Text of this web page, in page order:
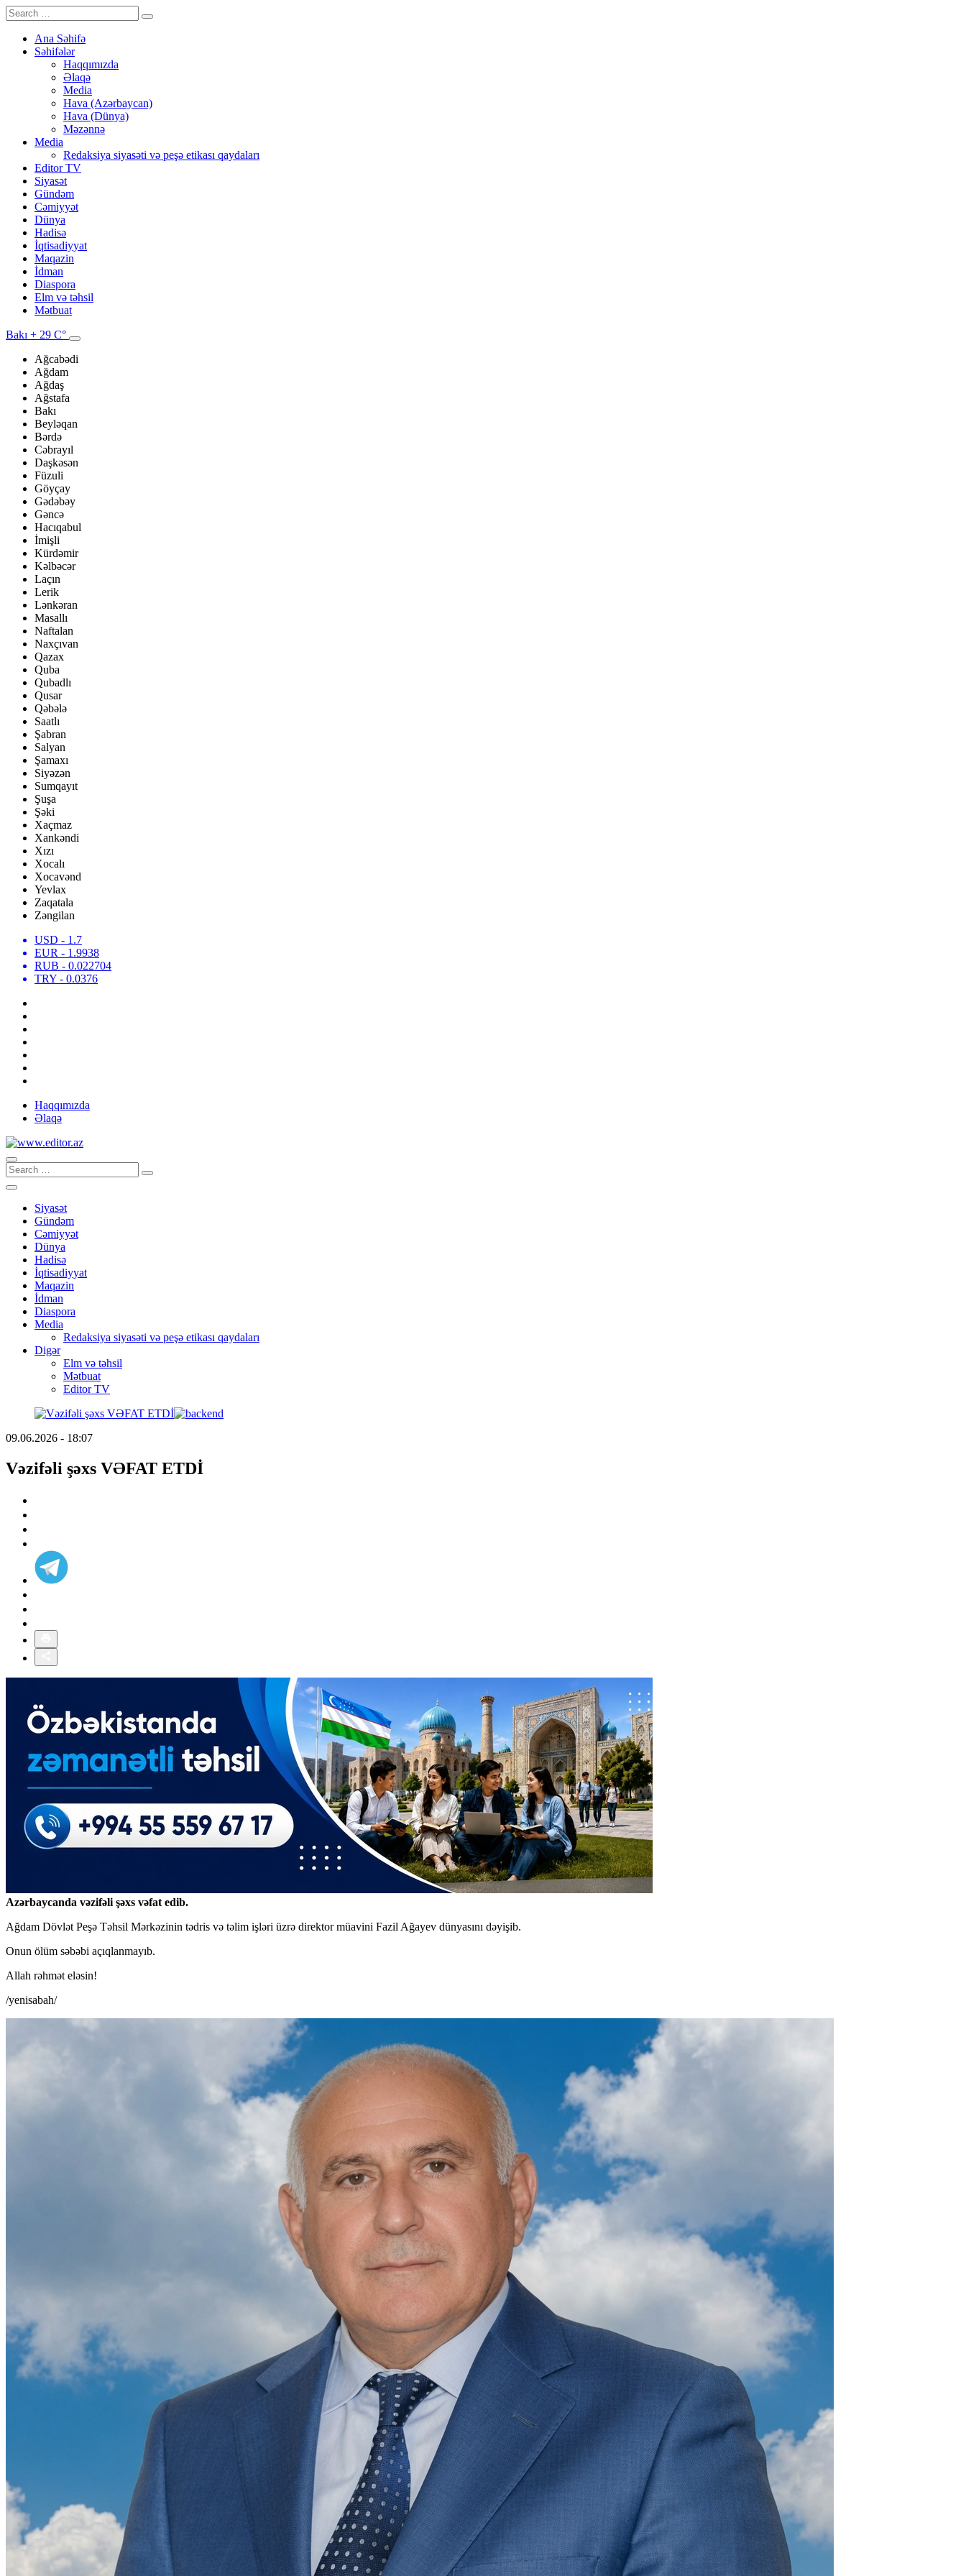
Ana Səhifə
Səhifələr
Haqqımızda
Əlaqə
Media
Hava (Azərbaycan)
Hava (Dünya)
Məzənnə
Media
Redaksiya siyasəti və peşə etikası qaydaları
Editor TV
Siyasət
Gündəm
Cəmiyyət
Dünya
Hadisə
İqtisadiyyat
Maqazin
İdman
Diaspora
Elm və təhsil
Mətbuat
Bakı + 29 C°
Ağcabədi
Ağdam
Ağdaş
Ağstafa
Bakı
Beyləqan
Bərdə
Cəbrayıl
Daşkəsən
Füzuli
Göyçay
Gədəbəy
Gəncə
Hacıqabul
İmişli
Kürdəmir
Kəlbəcər
Laçın
Lerik
Lənkəran
Masallı
Naftalan
Naxçıvan
Qazax
Quba
Qubadlı
Qusar
Qəbələ
Saatlı
Şabran
Salyan
Şamaxı
Siyəzən
Sumqayıt
Şuşa
Şəki
Xaçmaz
Xankəndi
Xızı
Xocalı
Xocavənd
Yevlax
Zaqatala
Zəngilan
USD - 1.7
EUR - 1.9938
RUB - 0.022704
TRY - 0.0376
Haqqımızda
Əlaqə
Siyasət
Gündəm
Cəmiyyət
Dünya
Hadisə
İqtisadiyyat
Maqazin
İdman
Diaspora
Media
Redaksiya siyasəti və peşə etikası qaydaları
Digər
Elm və təhsil
Mətbuat
Editor TV
09.06.2026 - 18:07
Vəzifəli şəxs VƏFAT ETDİ
Azərbaycanda vəzifəli şəxs vəfat edib.
Ağdam Dövlət Peşə Təhsil Mərkəzinin tədris və təlim işləri üzrə direktor müavini Fazil Ağayev dünyasını dəyişib.
Onun ölüm səbəbi açıqlanmayıb.
Allah rəhmət eləsin!
/yenisabah/